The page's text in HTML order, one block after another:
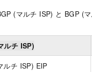
(マルチ ISP) と BGP (
ルチ ISP)
ルチ ISP) EIP